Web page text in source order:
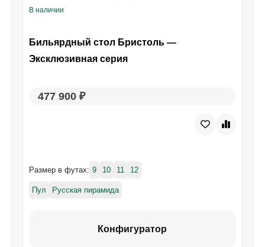
В наличии
Бильярдный стол Бристоль —
Эксклюзивная серия
477 900 ₽
Размер в футах: 9 10 11 12
Пул Русская пирамида
Конфигуратор